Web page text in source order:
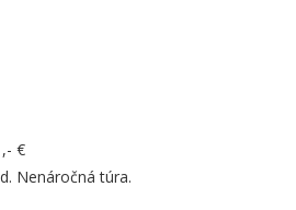
€
Nenáročná túra.